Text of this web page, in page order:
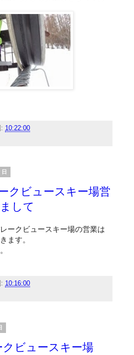
10:22:00
クビュースキー場営
して
ークビュースキー場の営業は
ます。
10:16:00
ビュースキー場